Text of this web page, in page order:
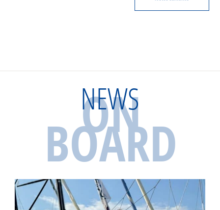
NEWS
ON
BOARD